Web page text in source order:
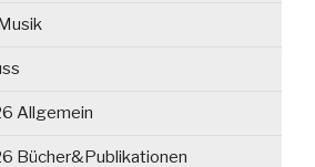
Allgemein
Bücher&Publikationen